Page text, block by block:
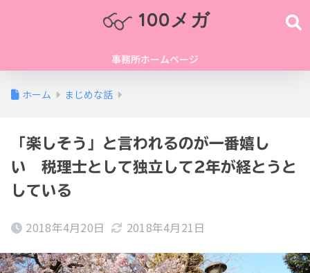
100メガ
事務所ホームページ
ホーム まじめな話
「楽しそう」と言われるのが一番嬉し
い 税理士として独立して2年が経とうと
している
2018年4月20日 2018年4月21日